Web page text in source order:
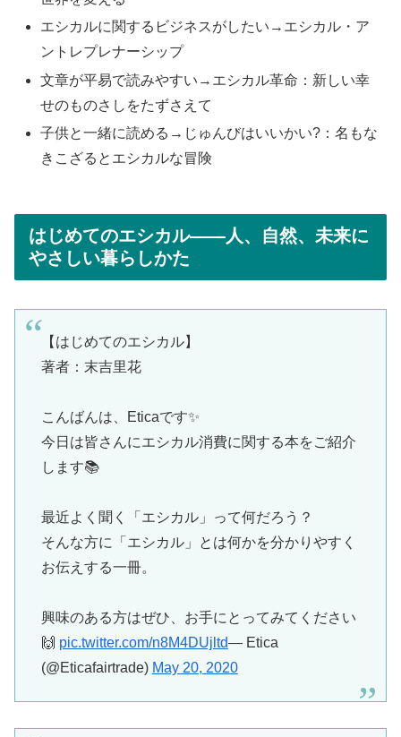
エシカルに関するビジネスがしたい→エシカル・ア
ントレプレナーシップ
文章が平易で読みやすい→エシカル革命：新しい幸
せのものさしをたずさえて
子供と一緒に読める→じゅんびはいいかい?：名もな
きこざるとエシカルな冒険
はじめてのエシカル――人、自然、未来に
やさしい暮らしかた
【はじめてのエシカル】
著者：末吉里花
こんばんは、Eticaです✨
今日は皆さんにエシカル消費に関する本をご紹介
します📚
最近よく聞く「エシカル」って何だろう？
そんな方に「エシカル」とは何かを分かりやすく
お伝えする一冊。
興味のある方はぜひ、お手にとってみてください
🙌 pic.twitter.com/n8M4DUjltd— Etica
(@Eticafairtrade) May 20, 2020